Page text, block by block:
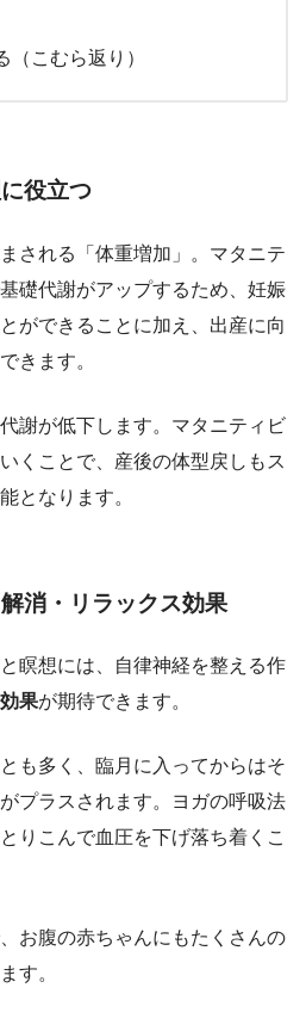
（こむら返り）
役立つ
される「体重増加」。マタニテ
礎代謝がアップするため、妊娠
ができることに加え、 出産に向
きます。
謝が低下します。マタニティビ
くことで、 産後の体型戻しもス
となります。
消・リラックス効果
瞑想には、自律神経を整える作
果が期待できます。
も多く、臨月に入ってからはそ
プラスされます。ヨガの呼吸法
りこんで血圧を下げ落ち着くこ
お腹の赤ちゃんにもたくさんの
す。